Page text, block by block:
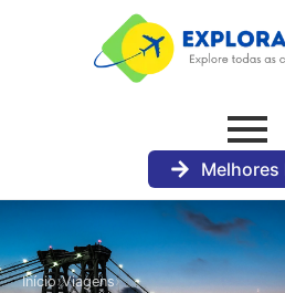
Melhores
Início›Viagens›